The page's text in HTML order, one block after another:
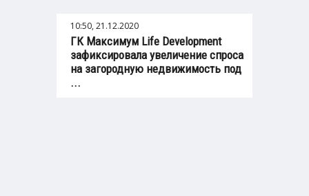
10:50, 21.12.2020
ГК Максимум Life Development
зафиксировала увеличение спроса
на загородную недвижимость под
...